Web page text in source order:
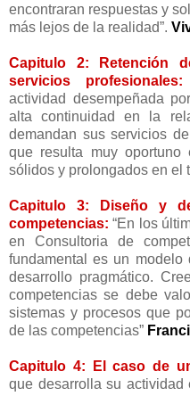
encontraran respuestas y
más lejos de la realidad”.
Capitulo 2: Retención
servicios profesionales:
actividad desempeñada
alta continuidad en la
demandan sus servicios
que resulta muy oportuno
sólidos y prolongados en el
Capitulo 3: Diseño y
competencias: “En los
en Consultoria de
fundamental es un
desarrollo pragmático.
competencias se debe
sistemas y procesos que
de las competencias”
Capitulo 4: El caso de
que desarrolla su actividad